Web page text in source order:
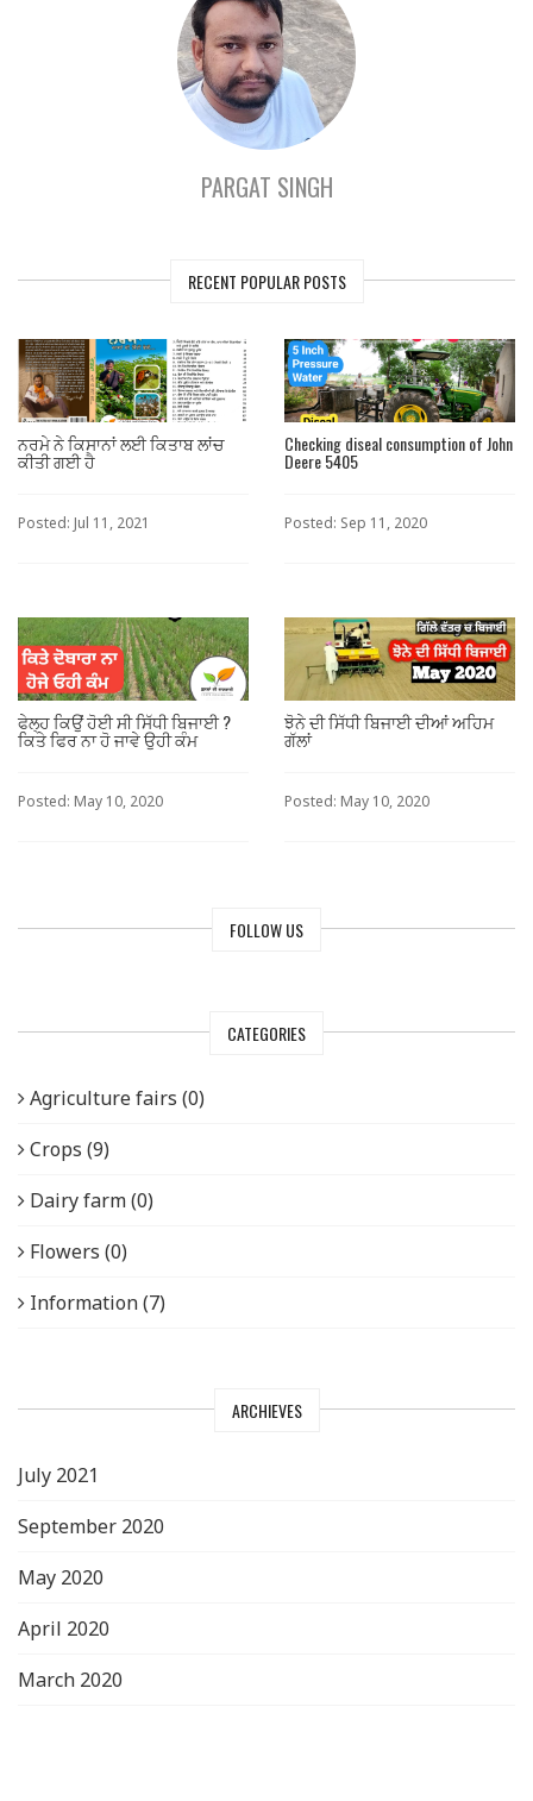
PARGAT SINGH
RECENT POPULAR POSTS
ਨਰਮੇ ਨੇ ਕਿਸਾਨਾਂ ਲਈ ਕਿਤਾਬ ਲਾਂਚ
ਕੀਤੀ ਗਈ ਹੈ
Posted: Jul 11, 2021
Checking diseal consumption of John
Deere 5405
Posted: Sep 11, 2020
ਫੇਲ੍ਹ ਕਿਉਂ ਹੋਈ ਸੀ ਸਿੱਧੀ ਬਿਜਾਈ ?
ਕਿਤੇ ਫਿਰ ਨਾ ਹੋ ਜਾਵੇ ਉਹੀ ਕੰਮ
Posted: May 10, 2020
ਝੋਨੇ ਦੀ ਸਿੱਧੀ ਬਿਜਾਈ ਦੀਆਂ ਅਹਿਮ
ਗੱਲਾਂ
Posted: May 10, 2020
FOLLOW US
CATEGORIES
Agriculture fairs (0)
Crops (9)
Dairy farm (0)
Flowers (0)
Information (7)
ARCHIEVES
July 2021
September 2020
May 2020
April 2020
March 2020